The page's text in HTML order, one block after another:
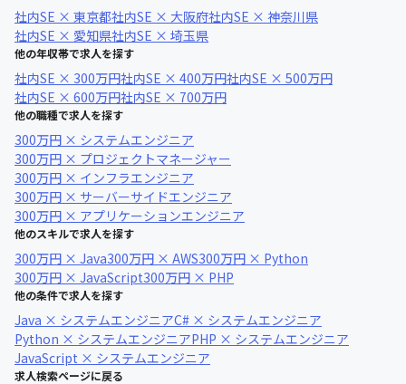
社内SE × 東京都社内SE × 大阪府社内SE × 神奈川県
社内SE × 愛知県社内SE × 埼玉県
他の年収帯で求人を探す
社内SE × 300万円社内SE × 400万円社内SE × 500万円
社内SE × 600万円社内SE × 700万円
他の職種で求人を探す
300万円 × システムエンジニア
300万円 × プロジェクトマネージャー
300万円 × インフラエンジニア
300万円 × サーバーサイドエンジニア
300万円 × アプリケーションエンジニア
他のスキルで求人を探す
300万円 × Java300万円 × AWS300万円 × Python
300万円 × JavaScript300万円 × PHP
他の条件で求人を探す
Java × システムエンジニアC# × システムエンジニア
Python × システムエンジニアPHP × システムエンジニア
JavaScript × システムエンジニア
求人検索ページに戻る